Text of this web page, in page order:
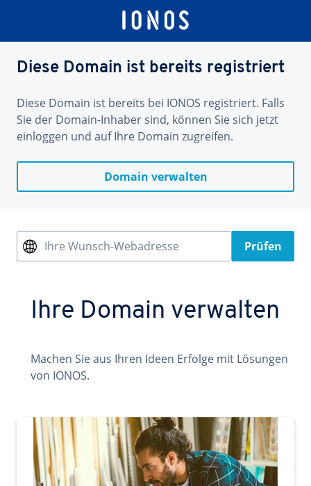
Diese Domain ist bereits registriert
Diese Domain ist bereits bei IONOS registriert. Falls
Sie der Domain-Inhaber sind, können Sie sich jetzt
einloggen und auf Ihre Domain zugreifen.
Domain verwalten
Ihre Wunsch-Webadresse Prüfen
Ihre Domain verwalten
Machen Sie aus Ihren Ideen Erfolge mit Lösungen
von IONOS.